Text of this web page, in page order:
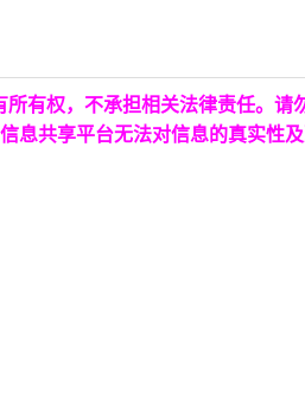
有权，不承担相关法律责任。请
息共享平台无法对信息的真实性